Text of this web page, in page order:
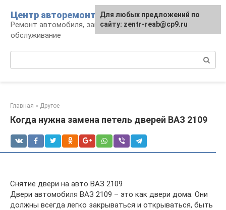
контенту
Центр авторемонта
Ремонт автомобиля, запчасти и
обслуживание
Главная » Другое
Когда нужна замена петель дверей ВАЗ 2109
Снятие двери на авто ВАЗ 2109
Двери автомобиля ВАЗ 2109 – это как двери дома. Они
должны всегда легко закрываться и открываться, быть
Для любых предложений по
сайту: zentr-reab@cp9.ru